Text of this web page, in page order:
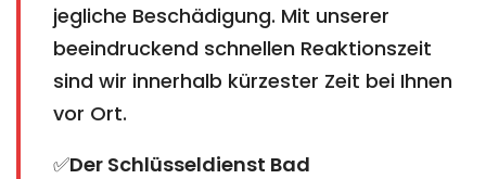
jegliche Beschädigung. Mit unserer
beeindruckend schnellen Reaktionszeit
sind wir innerhalb kürzester Zeit bei Ihnen
vor Ort.
✅Der Schlüsseldienst Bad